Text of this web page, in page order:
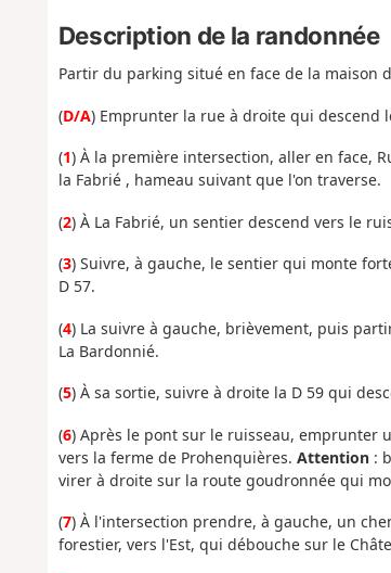
Description de la randonnée
Partir du parking situé en face de la maison
(D/A) Emprunter la rue à droite qui descend
(1) À la première intersection, aller en face,
la Fabrié , hameau suivant que l'on traverse.
(2) À La Fabrié, un sentier descend vers le
(3) Suivre, à gauche, le sentier qui monte
D 57.
(4) La suivre à gauche, brièvement, puis
La Bardonnié.
(5) À sa sortie, suivre à droite la D 59 qui
(6) Après le pont sur le ruisseau, emprunter
vers la ferme de Prohenquières. Attention:
virer à droite sur la route goudronnée qui
(7) À l'intersection prendre, à gauche, un
forestier, vers l'Est, qui débouche sur le